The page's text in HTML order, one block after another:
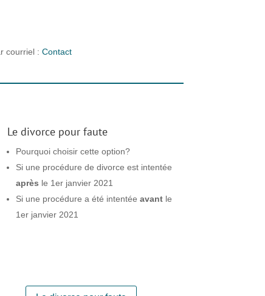
courriel :Contact
Le divorce pour faute
Pourquoi choisir cette option?
Si une procédure de divorce est intentée
après le 1er janvier 2021
Si une procédure a été intentée avant le
1er janvier 2021